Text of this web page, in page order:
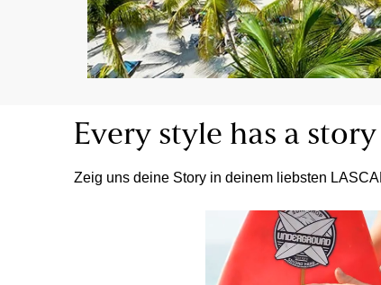
Every style has a story
Zeig uns deine Story in deinem liebsten